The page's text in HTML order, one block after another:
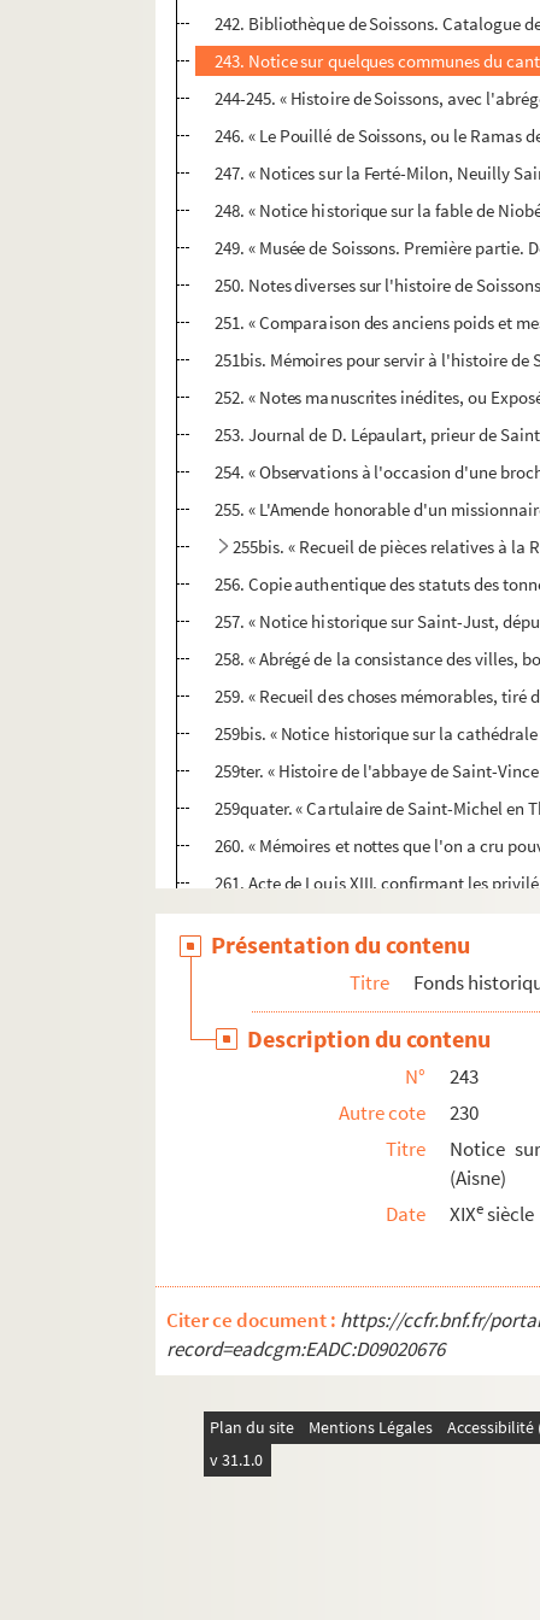
242. Bibliothèque de Soissons. Catalogue
243. Notice sur quelques communes du
244-245. « Histoire de Soissons, avec
246. « Le Pouillé de Soissons, ou le Ramas
247. « Notices sur la Ferté-Milon, Neuilly
248. « Notice historique sur la fable de
249. « Musée de Soissons. Première
250. Notes diverses sur l'histoire de
251. « Comparaison des anciens poids et
251bis. Mémoires pour servir à l'histoire
252. « Notes manuscrites inédites, ou
253. Journal de D. Lépaulart, prieur de
254. « Observations à l'occasion d'une
255. « L'Amende honorable d'un
255bis. « Recueil de pièces relatives à
256. Copie authentique des statuts des
257. « Notice historique sur Saint-Just,
258. « Abrégé de la consistance des villes,
259. « Recueil des choses mémorables,
259bis. « Notice historique sur la
259ter. « Histoire de l'abbaye de Saint-
259quater. « Cartulaire de Saint-Michel en
260. « Mémoires et nottes que l'on a cru
261. Acte de Louis XIII, confirmant les
262. « Dissertation composée par M.
263. Livre de la confrérie Saint-Sébastien
264. Autographes et pièces diverses,
265-267. Mélanges
268-275. Collection de huit volumes,
COLLECTION PÉRIN
COLLECTION PERIN - Supplément
Présentation du contenu
Titre Fonds
Description du contenu
N°
243
Autre cote
230
Titre
Notice
(Aisne)
Date
XIXesiècle
Citer ce document : https://ccfr.bnf.fr/
record=eadcgm:EADC:D09020676
Plan du site Mentions Légales
v 31.1.0